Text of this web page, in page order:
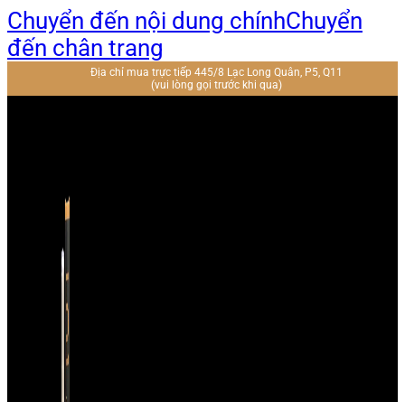
Chuyển đến nội dung chínhChuyển
đến chân trang
Địa chỉ mua trực tiếp 445/8 Lạc Long Quân, P5, Q11
(vui lòng gọi trước khi qua)